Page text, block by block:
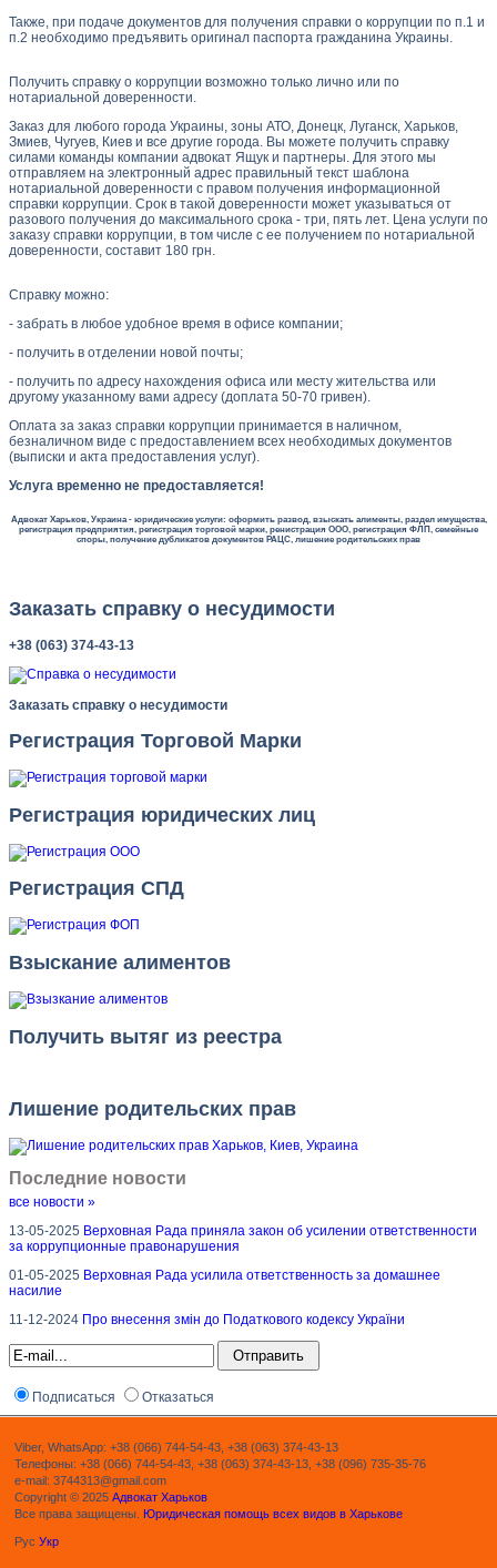
Также, при подаче документов для получения справки о коррупции по п.1 и
п.2 необходимо предъявить оригинал паспорта гражданина Украины.
Получить справку о коррупции возможно только лично или по
нотариальной доверенности.
Заказ для любого города Украины, зоны АТО, Донецк, Луганск, Харьков,
Змиев, Чугуев, Киев и все другие города. Вы можете получить справку
силами команды компании адвокат Ящук и партнеры. Для этого мы
отправляем на электронный адрес правильный текст шаблона
нотариальной доверенности с правом получения информационной
справки коррупции. Срок в такой доверенности может указываться от
разового получения до максимального срока - три, пять лет. Цена услуги по
заказу справки коррупции, в том числе с ее получением по нотариальной
доверенности, составит 180 грн.
Справку можно:
- забрать в любое удобное время в офисе компании;
- получить в отделении новой почты;
- получить по адресу нахождения офиса или месту жительства или
другому указанному вами адресу (доплата 50-70 гривен).
Оплата за заказ справки коррупции принимается в наличном,
безналичном виде с предоставлением всех необходимых документов
(выписки и акта предоставления услуг).
Услуга временно не предоставляется!
Адвокат Харьков, Украина - юридические услуги: оформить развод, взыскать алименты, раздел имущества,
регистрация предприятия, регистрация торговой марки, ренистрация ООО, регистрация ФЛП, семейные
споры, получение дубликатов документов РАЦС, лишение родительских прав
Заказать справку о несудимости
+38 (063) 374-43-13
Заказать справку о несудимости
Регистрация Торговой Марки
Регистрация юридических лиц
Регистрация СПД
Взыскание алиментов
Получить вытяг из реестра
Лишение родительских прав
Последние новости
все новости »
13-05-2025 Верховная Рада приняла закон об усилении ответственности
за коррупционные правонарушения
01-05-2025 Верховная Рада усилила ответственность за домашнее
насилие
11-12-2024 Про внесення змін до Податкового кодексу України
Подписаться Отказаться
Viber, WhatsApp: +38 (066) 744-54-43, +38 (063) 374-43-13
Телефоны: +38 (066) 744-54-43, +38 (063) 374-43-13, +38 (096) 735-35-76
e-mail: 3744313@gmail.com
Copyright © 2025 Адвокат Харьков
Все права защищены. Юридическая помощь всех видов в Харькове
Рус Укр